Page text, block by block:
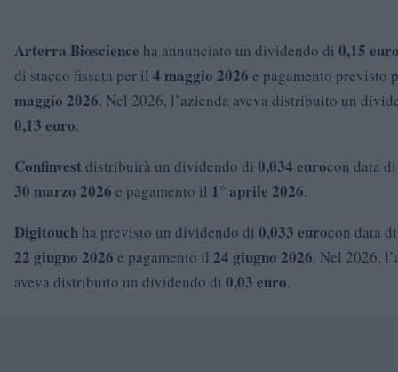
Arterra Bioscience ha annunciato un dividendo di 0,15
di stacco fissata per il 4 maggio 2026 e pagamento previsto
maggio 2026. Nel 2026, l’azienda aveva distribuito un
0,13 euro.
Confinvest distribuirà un dividendo di 0,034 eurocon data
30 marzo 2026 e pagamento il 1° aprile 2026.
Digitouch ha previsto un dividendo di 0,033 eurocon data
22 giugno 2026 e pagamento il 24 giugno 2026. Nel 2026,
aveva distribuito un dividendo di 0,03 euro.